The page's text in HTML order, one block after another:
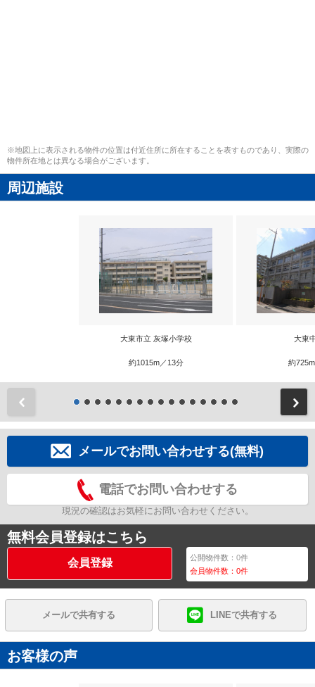
※地図上に表示される物件の位置は付近住所に所在することを表すものであり、実際の
物件所在地とは異なる場合がございます。
周辺施設
大東市立 灰塚小学校
約1015m／13分
大東
約
メールでお問い合わせする(無料)
電話でお問い合わせする
現況の確認はお気軽にお問い合わせください。
無料会員登録はこちら
会員登録 公開物件数：0件
会員物件数：0件
メールで共有する LINEで共有する
お客様の声